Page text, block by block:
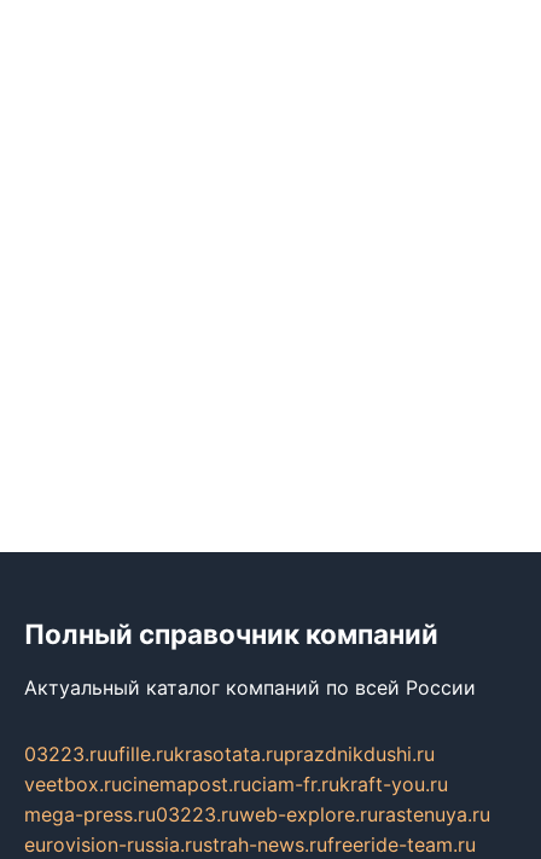
Полный справочник компаний
Актуальный каталог компаний по всей России
03223.ruufille.rukrasotata.ruprazdnikdushi.ru
veetbox.rucinemapost.ruciam-fr.rukraft-you.ru
mega-press.ru03223.ruweb-explore.rurastenuya.ru
eurovision-russia.rustrah-news.rufreeride-team.ru